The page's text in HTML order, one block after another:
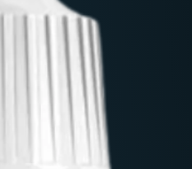
Versand
(z. B. Schweiz)
Kaufpreis oder in